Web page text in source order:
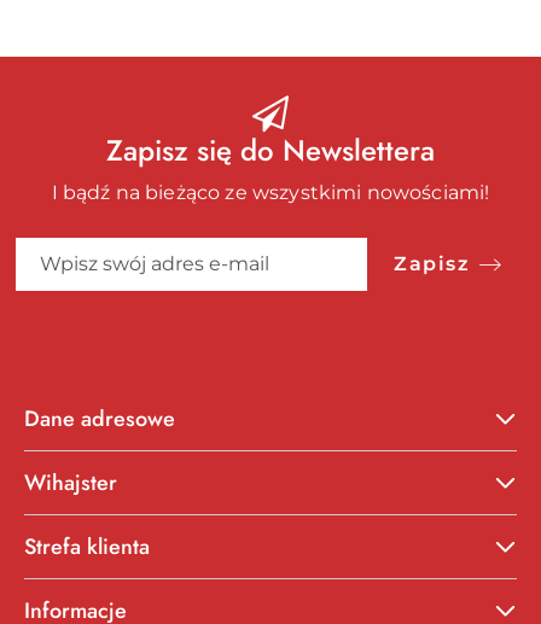
Zapisz się do Newslettera
I bądź na bieżąco ze wszystkimi nowościami!
Zapisz
Dane adresowe
Wihajster
Strefa klienta
Informacje